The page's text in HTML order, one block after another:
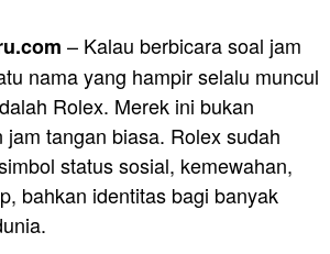
– Kalau berbicara soal jam
nama yang hampir selalu muncul
Rolex. Merek ini bukan
tangan biasa. Rolex sudah
status sosial, kemewahan,
bahkan identitas bagi banyak